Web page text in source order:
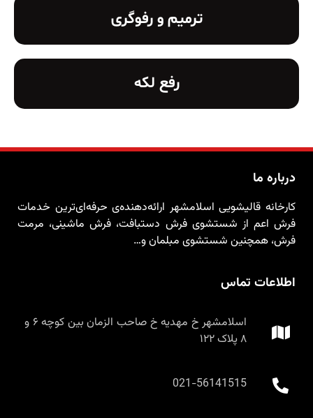
ترمیم و رفوگری
رفع لکه
درباره ما
کارخانه قالیشویی اسلامشهر ارائه‌دهنده‌ی حرفه‌ای‌ترین خدمات
فرش اعم از شستشوی فرش دستبافت، فرش ماشینی، مرمت
فرش، همچنین شستشوی مبلمان و…
اطلاعات تماس
اسلامشهر خ مهدیه خ صاحب الزمان بین کوچه ۶ و
۸ پلاک ۱۲۲
021-56141515